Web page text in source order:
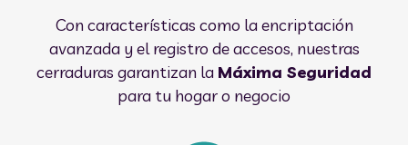
Con características como la encriptación
avanzada y el registro de accesos, nuestras
cerraduras garantizan la Máxima Seguridad
para tu hogar o negocio